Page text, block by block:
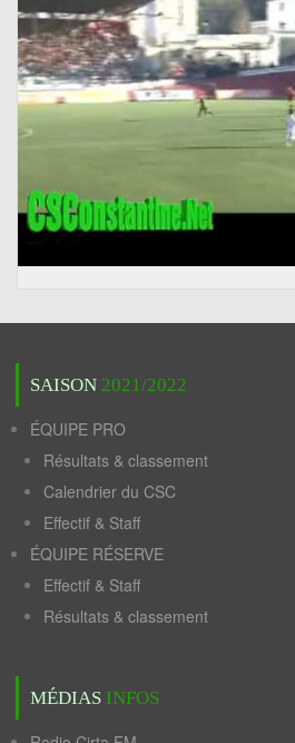
SAISON 2021/2022
ÉQUIPE PRO
Résultats & classement
Calendrier du CSC
Effectif & Staff
ÉQUIPE RÉSERVE
Effectif & Staff
Résultats & classement
MÉDIAS INFOS